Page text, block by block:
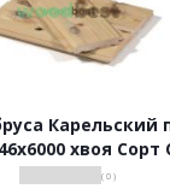
Карельский
хвоя Сорт
( 0 )